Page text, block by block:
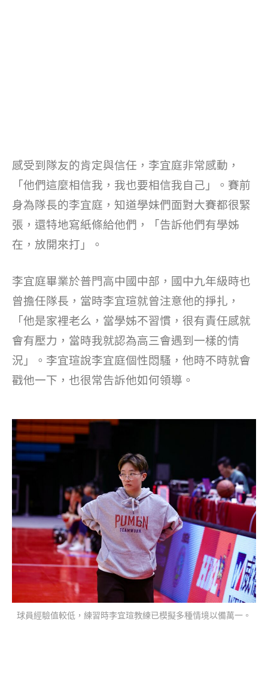
感受到隊友的肯定與信任，李宜庭非常感動，
「他們這麼相信我，我也要相信我自己」。賽前
身為隊長的李宜庭，知道學妹們面對大賽都很緊
張，還特地寫紙條給他們，「告訴他們有學姊
在，放開來打」。
李宜庭畢業於普門高中國中部，國中九年級時也
曾擔任隊長，當時李宜瑄就曾注意他的掙扎，
「他是家裡老么，當學姊不習慣，很有責任感就
會有壓力，當時我就認為高三會遇到一樣的情
況」。李宜瑄說李宜庭個性悶騷，他時不時就會
戳他一下，也很常告訴他如何領導。
球員經驗值較低，練習時李宜瑄教練已模擬多種情境以備萬一。